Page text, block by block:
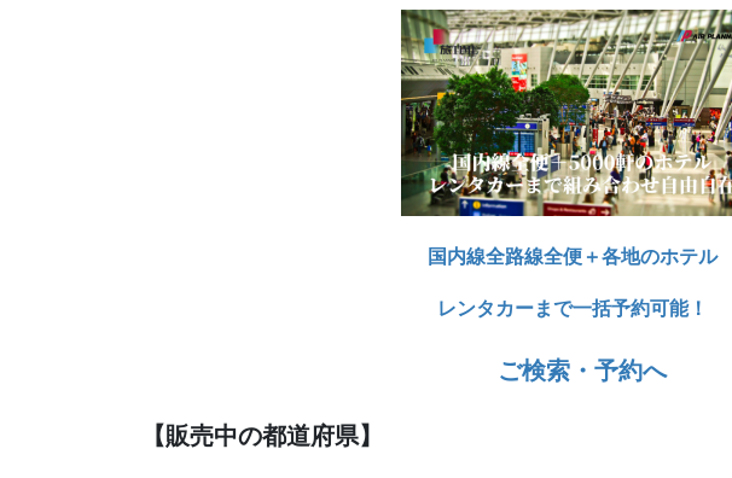
国内線全路線全便＋各地のホテル
レンタカーまで一括予約可能！
ご検索・予約へ
【販売中の都道府県】